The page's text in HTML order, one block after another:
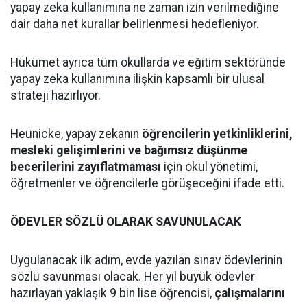
yapay zeka kullanımına ne zaman izin verilmediğine
dair daha net kurallar belirlenmesi hedefleniyor.
Hükümet ayrıca tüm okullarda ve eğitim sektöründe
yapay zeka kullanımına ilişkin kapsamlı bir ulusal
strateji hazırlıyor.
Heunicke, yapay zekanın öğrencilerin yetkinliklerini,
mesleki gelişimlerini ve bağımsız düşünme
becerilerini zayıflatmaması için okul yönetimi,
öğretmenler ve öğrencilerle görüşeceğini ifade etti.
ÖDEVLER SÖZLÜ OLARAK SAVUNULACAK
Uygulanacak ilk adım, evde yazılan sınav ödevlerinin
sözlü savunması olacak. Her yıl büyük ödevler
hazırlayan yaklaşık 9 bin lise öğrencisi, çalışmalarını